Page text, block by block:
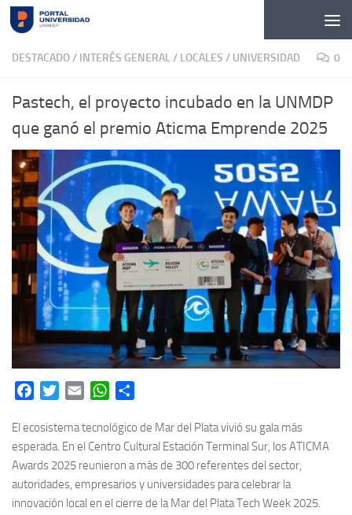
Skip to content
DESTACADO/ INTERÉS GENERAL/ LOCALES / UNIVERSIDAD 0
Pastech, el proyecto incubado en la UNMDP
que ganó el premio Aticma Emprende 2025
FacebookTwitterEmail WhatsApp
El ecosistema tecnológico de Mar del Plata vivió su gala más
esperada. En el Centro Cultural Estación Terminal Sur, los ATICMA
Awards 2025 reunieron a más de 300 referentes del sector,
autoridades, empresarios y universidades para celebrar la
innovación local en el cierre de la Mar del Plata Tech Week 2025.